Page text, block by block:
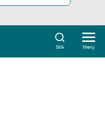
Sök Meny